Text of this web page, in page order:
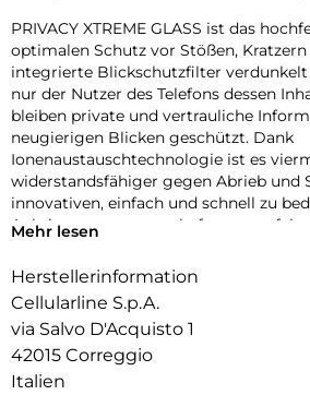
PRIVACY XTREME GLASS ist das
optimalen Schutz vor Stößen,
integrierte Blickschutzfilter verdunkelt
nur der Nutzer des Telefons dessen
bleiben private und vertrauliche
neugierigen Blicken geschützt. Dank
Ionenaustauschtechnologie ist es
widerstandsfähiger gegen Abrieb und
innovativen, einfach und schnell zu
Anbringungssystems haftet es perfekt
Mehr lesen
Herstellerinformation
Cellularline S.p.A.
via Salvo D'Acquisto 1
42015 Correggio
Italien